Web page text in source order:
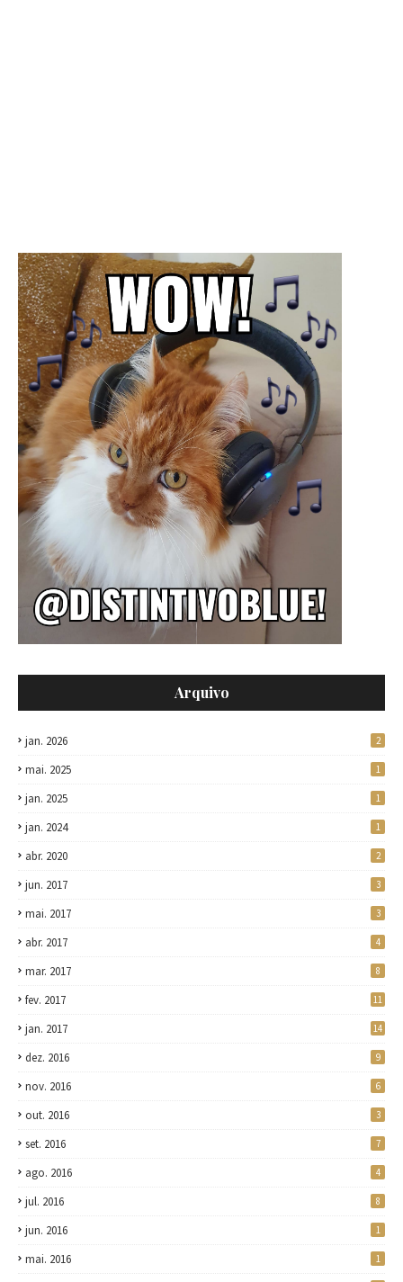
Arquivo
jan. 2026 2
mai. 2025 1
jan. 2025 1
jan. 2024 1
abr. 2020 2
jun. 2017 3
mai. 2017 3
abr. 2017 4
mar. 2017 8
fev. 2017 11
jan. 2017 14
dez. 2016 9
nov. 2016 6
out. 2016 3
set. 2016 7
ago. 2016 4
jul. 2016 8
jun. 2016 1
mai. 2016 1